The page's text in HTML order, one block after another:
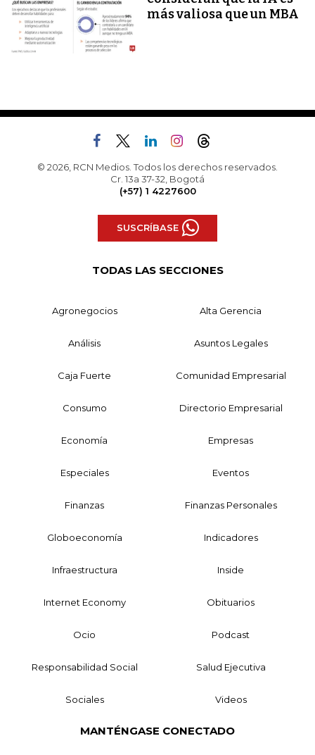
más valiosa que un MBA
© 2026, RCN Medios. Todos los derechos reservados.
Cr. 13a 37-32, Bogotá
(+57) 1 4227600
SUSCRÍBASE
TODAS LAS SECCIONES
Agronegocios Alta Gerencia
Análisis Asuntos Legales
Caja Fuerte Comunidad Empresarial
Consumo Directorio Empresarial
Economía Empresas
Especiales Eventos
Finanzas Finanzas Personales
Globoeconomía Indicadores
Infraestructura Inside
Internet Economy Obituarios
Ocio Podcast
Responsabilidad Social Salud Ejecutiva
Sociales Videos
MANTÉNGASE CONECTADO